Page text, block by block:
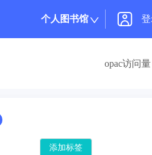
个人图书馆
opac访问
添加标签